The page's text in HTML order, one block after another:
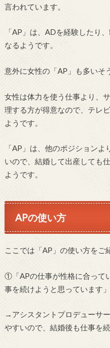
言われています。
「AP」は、ADを経験したり
なるようです。
意外に女性の「AP」も多いそ
女性は体力を使う仕事より、
理する方が得意なので、テレ
ようです。
「AP」は、他のポジション
いので、結婚して出産しても
ようです。
APの使い方
ここでは「AP」の使い方をご
①「APの仕事が性格に合って
事を続けようと思っています」
→アシスタントプロデューサ
やすいので、結婚後も仕事を